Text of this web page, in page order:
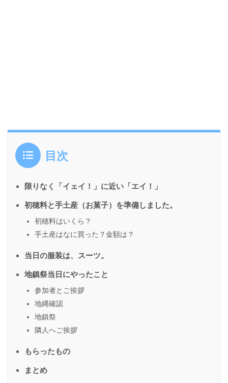
目次
限りなく「イェイ！」に近い「エイ！」
初穂料と手土産（お菓子）を準備しました。
初穂料はいくら？
手土産はなに買った？金額は？
当日の服装は、スーツ。
地鎮祭当日にやったこと
参加者とご挨拶
地縄確認
地鎮祭
隣人へご挨拶
もらったもの
まとめ